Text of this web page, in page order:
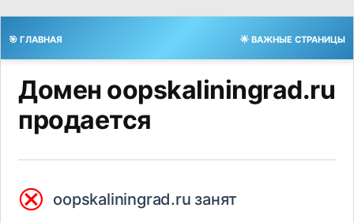
🎯 ГЛАВНАЯ 🌟 ВАЖНЫЕ СТРАНИЦЫ
Домен oopskaliningrad.ru
продается
⮿ oopskaliningrad.ru занят